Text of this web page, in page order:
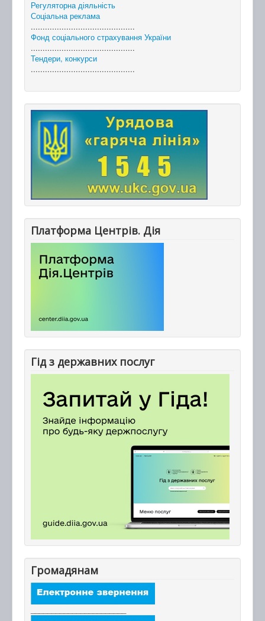
Регуляторна діяльність
Соціальна реклама
............................................
Фонд соціального страхування України
............................................
Тендери, конкурси
............................................
Платформа Центрів. Дія
Гід з державних послуг
Громадянам